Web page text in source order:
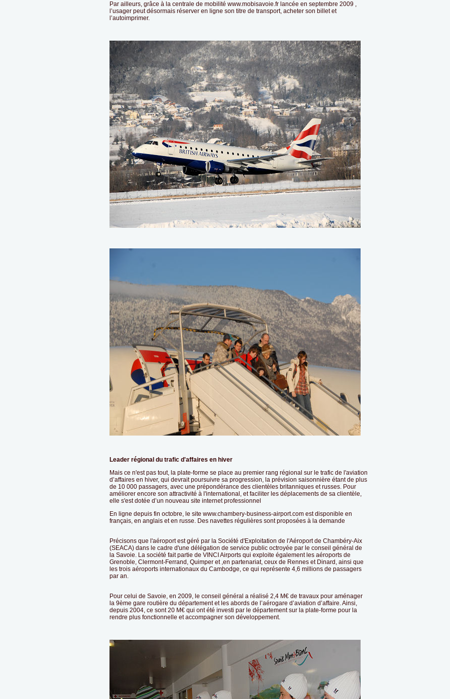
Par ailleurs, grâce à la centrale de mobilité www.mobisavoie.fr lancée en septembre 2009 ,
l’usager peut désormais réserver en ligne son titre de transport, acheter son billet et
l’autoimprimer.
Leader régional du trafic d'affaires en hiver
Mais ce n'est pas tout, la plate-forme se place au premier rang régional sur le trafic de l'aviation
d’affaires en hiver, qui devrait poursuivre sa progression, la prévision saisonnière étant de plus
de 10 000 passagers, avec une prépondérance des clientèles britanniques et russes. Pour
améliorer encore son attractivité à l'international, et faciliter les déplacements de sa clientèle,
elle s'est dotée d’un nouveau site internet professionnel
En ligne depuis fin octobre, le site www.chambery-business-airport.com est disponible en
français, en anglais et en russe. Des navettes régulières sont proposées à la demande
Précisons que l'aéroport est géré par la Société d'Exploitation de l'Aéroport de Chambéry-Aix
(SEACA) dans le cadre d'une délégation de service public octroyée par le conseil général de
la Savoie. La société fait partie de VINCI Airports qui exploite également les aéroports de
Grenoble, Clermont-Ferrand, Quimper et ,en partenariat, ceux de Rennes et Dinard, ainsi que
les trois aéroports internationaux du Cambodge, ce qui représente 4,6 millions de passagers
par an.
Pour celui de Savoie, en 2009, le conseil général a réalisé 2,4 M€ de travaux pour aménager
la 9ème gare routière du département et les abords de l’aérogare d’aviation d’affaire. Ainsi,
depuis 2004, ce sont 20 M€ qui ont été investi par le département sur la plate-forme pour la
rendre plus fonctionnelle et accompagner son développement.